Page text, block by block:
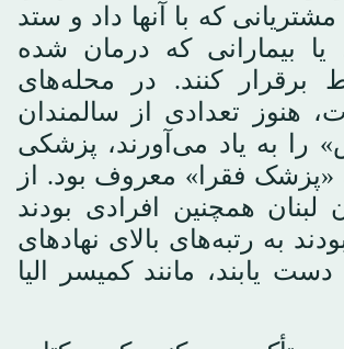
که با آنها داد و ستد
یا بیمارانی که درمان شده
برقرار کنند. در محله‌های
هنوز تعدادی از سالمندان
را به یاد می‌آورند، پزشکی
«پزشک فقرا» معروف بود. از
لبنان همچنین افرادی بودند
به رتبه‌های بالای نهادهای
دست یابند، مانند کمیسر الیا